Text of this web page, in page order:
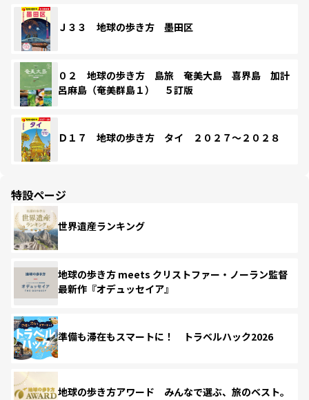
Ｊ３３ 地球の歩き方 墨田区
０２ 地球の歩き方 島旅 奄美大島 喜界島 加計
呂麻島（奄美群島１） ５訂版
Ｄ１７ 地球の歩き方 タイ ２０２７～２０２８
特設ページ
世界遺産ランキング
地球の歩き方 meets クリストファー・ノーラン監督
最新作『オデュッセイア』
準備も滞在もスマートに！ トラベルハック2026
地球の歩き方アワード みんなで選ぶ、旅のベスト。